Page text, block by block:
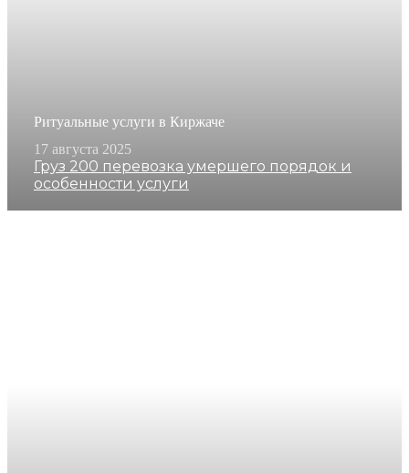
Ритуальные услуги в Киржаче
17 августа 2025
Груз 200 перевозка умершего порядок и
особенности услуги